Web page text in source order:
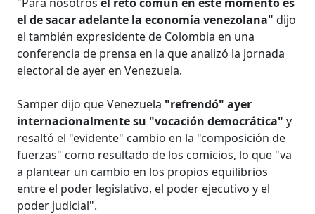
el de sacar adelante la economía venezolana" dijo
el también expresidente de Colombia en una
conferencia de prensa en la que analizó la jornada
electoral de ayer en Venezuela.
Samper dijo que Venezuela "refrendó" ayer
internacionalmente su "vocación democrática"y
resaltó el "evidente" cambio en la "composición de
fuerzas" como resultado de los comicios, lo que "va
a plantear un cambio en los propios equilibrios
entre el poder legislativo, el poder ejecutivo y el
poder judicial".